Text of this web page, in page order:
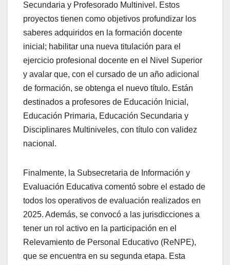
Secundaria y Profesorado Multinivel. Estos
proyectos tienen como objetivos profundizar los
saberes adquiridos en la formación docente
inicial; habilitar una nueva titulación para el
ejercicio profesional docente en el Nivel Superior
y avalar que, con el cursado de un año adicional
de formación, se obtenga el nuevo título. Están
destinados a profesores de Educación Inicial,
Educación Primaria, Educación Secundaria y
Disciplinares Multiniveles, con título con validez
nacional.
Finalmente, la Subsecretaria de Información y
Evaluación Educativa comentó sobre el estado de
todos los operativos de evaluación realizados en
2025. Además, se convocó a las jurisdicciones a
tener un rol activo en la participación en el
Relevamiento de Personal Educativo (ReNPE),
que se encuentra en su segunda etapa. Esta